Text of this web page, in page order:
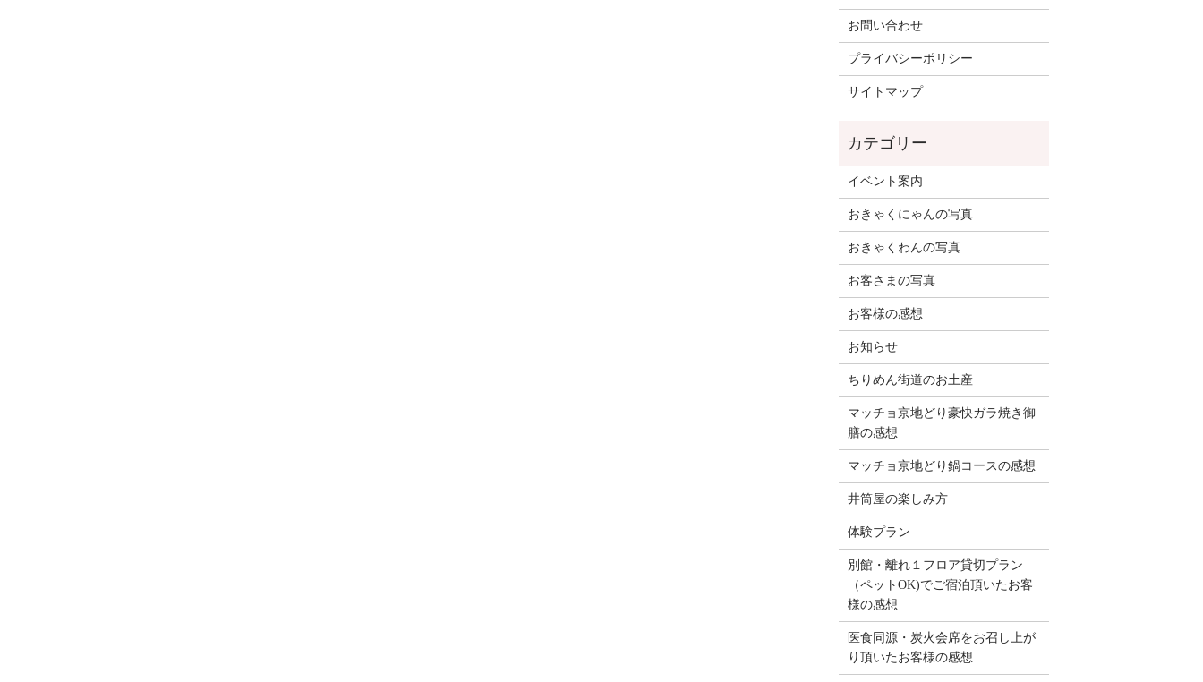
お問い合わせ
プライバシーポリシー
サイトマップ
イベント案内
おきゃくにゃんの写真
おきゃくわんの写真
お客さまの写真
お客様の感想
お知らせ
ちりめん街道のお土産
マッチョ京地どり豪快ガラ焼き御
膳の感想
マッチョ京地どり鍋コースの感想
井筒屋の楽しみ方
体験プラン
別館・離れ１フロア貸切プラン
（ペットOK)でご宿泊頂いたお客
様の感想
医食同源・炭火会席をお召し上が
り頂いたお客様の感想